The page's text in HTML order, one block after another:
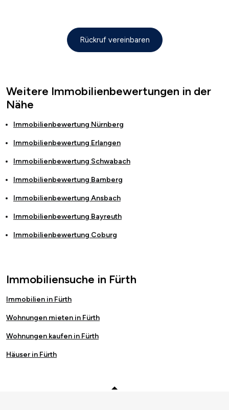
Rückruf vereinbaren
Weitere Immobilienbewertungen in der
Nähe
Immobilienbewertung Nürnberg
Immobilienbewertung Erlangen
Immobilienbewertung Schwabach
Immobilienbewertung Bamberg
Immobilienbewertung Ansbach
Immobilienbewertung Bayreuth
Immobilienbewertung Coburg
Immobiliensuche in Fürth
Immobilien in Fürth
Wohnungen mieten in Fürth
Wohnungen kaufen in Fürth
Häuser in Fürth